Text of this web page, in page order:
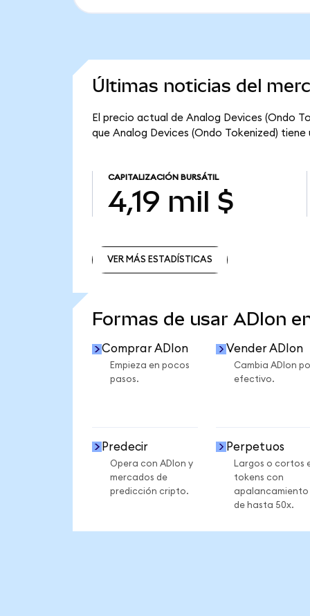
Últimas noticias del
El precio actual de Analog Devices (Ondo
que Analog Devices (Ondo Tokenized)
CAPITALIZACIÓN BURSÁTIL
4,19 mil $
VER MÁS ESTADÍSTICAS
Formas de usar ADIon
Comprar ADIon
Empieza en pocos
pasos.
Vender ADIon
Cambia ADIon
efectivo.
Predecir
Opera con ADIon y
mercados de
predicción cripto.
Perpetuos
Largos o cortos
tokens con
apalancamiento
de hasta 50x.